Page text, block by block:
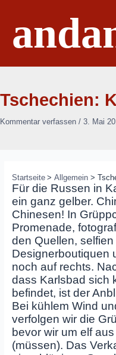
springen
Tschechien:
Kommentar verfassen / 3. Mai
Startseite Allgemein
Für die Russen in
ein ganz gelber.
Chinesen! In
Promenade,
den Quellen,
Designerboutiquen
noch auf rechts.
dass Karlsbad sich
befindet, ist der
Bei kühlem Wind
verfolgen wir die
bevor wir um elf
(müssen). Das